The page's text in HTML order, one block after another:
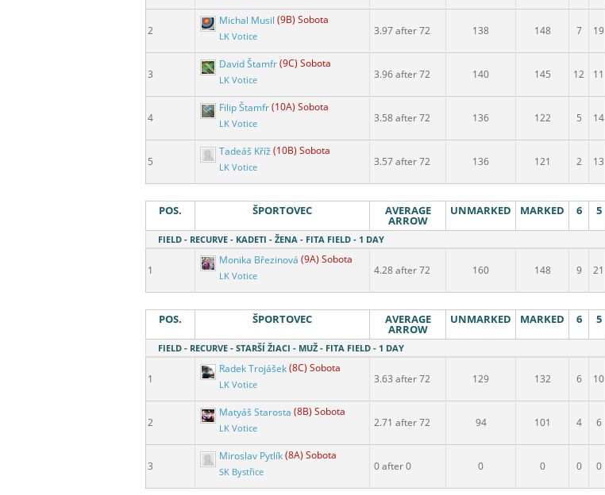
2
Michal Musil (9B) Sobota
LK Votice 3.97 after 72 138 148 7 19
3
David Štamfr(9C) Sobota
LK Votice 3.96 after 72 140 145 12 11
4
Filip Štamfr(10A) Sobota
LK Votice 3.58 after 72 136 122 5 14
5
Tadeáš Kříž (10B) Sobota
LK Votice 3.57 after 72 136 121 2 13
POS. ŠPORTOVEC AVERAGE
ARROW
UNMARKED MARKED 6 5
FIELD - RECURVE - KADETI - ŽENA - FITA FIELD - 1 DAY
1
Monika Březinová (9A) Sobota
LK Votice 4.28 after 72 160 148 9 21
POS. ŠPORTOVEC AVERAGE
ARROW
UNMARKED MARKED 6 5
FIELD - RECURVE - STARŠÍ ŽIACI - MUŽ - FITA FIELD - 1 DAY
1
Radek Trojášek(8C) Sobota
LK Votice 3.63 after 72 129 132 6 10
2
Matyáš Starosta (8B) Sobota
LK Votice 2.71 after 72 94 101 4 6
3
Miroslav Pytlík(8A) Sobota
SK Bystřice 0 after 0 0 0 0 0